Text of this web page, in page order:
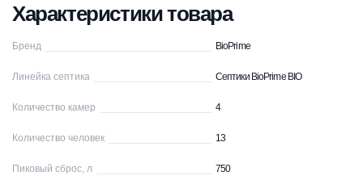
Характеристики товара
Бренд BioPrime
Линейка септика Септики BioPrime BIO
Количество камер 4
Количество человек 13
Пиковый сброс, л 750